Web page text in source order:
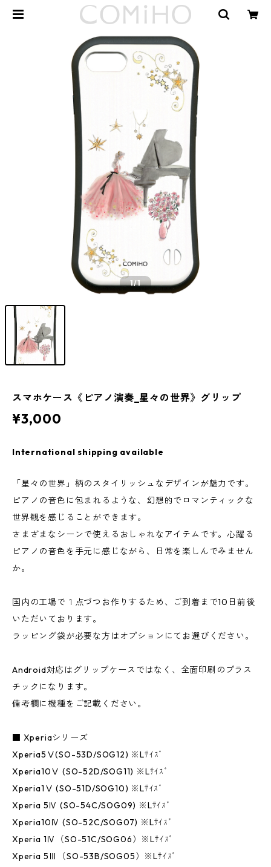
1/1
スマホケース《ピアノ演奏_星々の世界》グリップ
¥3,000
International shipping available
「星々の世界」柄のスタイリッシュなデザインが魅力です。
ピアノの音色に包まれるような、幻想的でロマンティックな
世界観を感じることができます。
さまざまなシーンで使えるおしゃれなアイテムです。心躍る
ピアノの音色を手元に感じながら、日常を楽しんでみません
か。
国内の工場で１点づつお作りするため、ご到着まで10日前後
いただいております。
ラッピング袋が必要な方はオプションにてお選びください。
Android対応はグリップケースではなく、全面印刷のプラス
チックになります。
備考欄に機種をご記載ください。
■ Xperiaシリーズ
Xperia5Ⅴ(SO-53D/SOG12) ※Lｻｲｽﾞ
Xperia10Ⅴ (SO-52D/SOG11) ※Lｻｲｽﾞ
Xperia1Ⅴ (SO-51D/SOG10) ※Lｻｲｽﾞ
Xperia 5Ⅳ (SO-54C/SOG09) ※Lｻｲｽﾞ
Xperia10Ⅳ (SO-52C/SOG07) ※Lｻｲｽﾞ
Xperia 1Ⅳ（SO-51C/SOG06）※Lｻｲｽﾞ
Xperia 5Ⅲ（SO-53B/SOG05）※Lｻｲｽﾞ